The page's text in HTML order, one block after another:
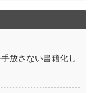
放さない書籍化し